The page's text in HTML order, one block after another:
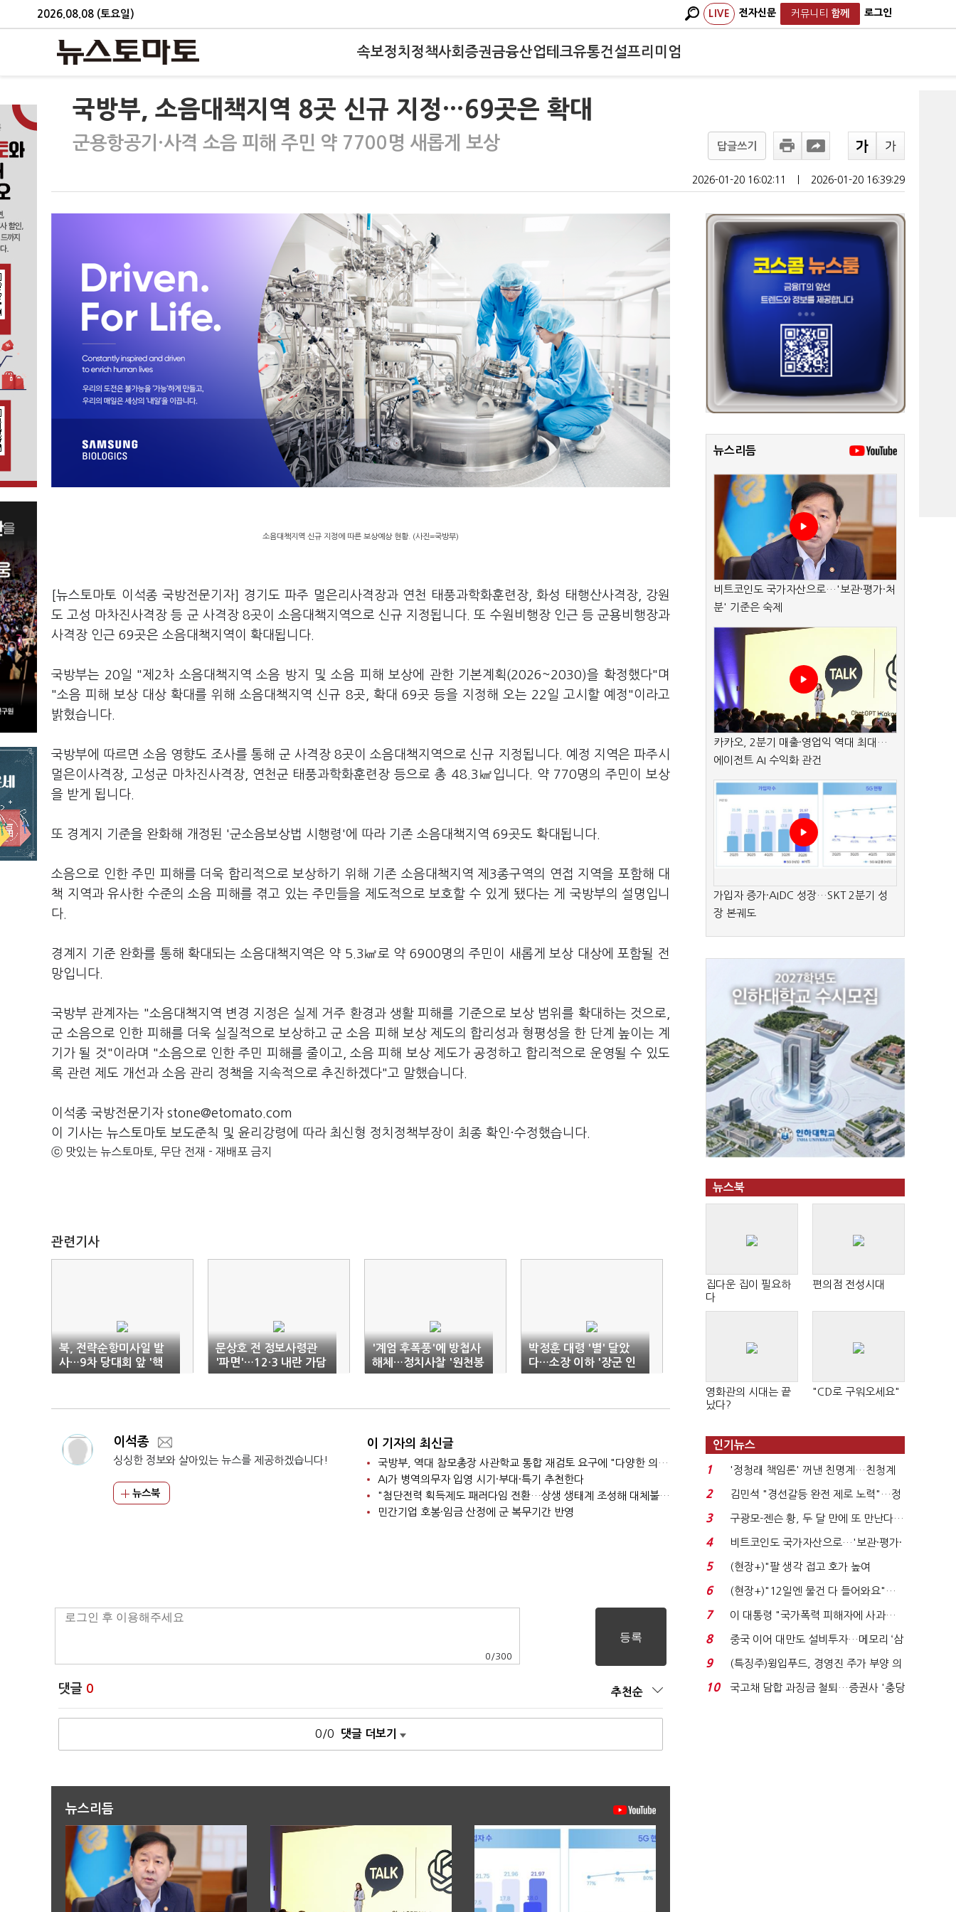
2026.08.08 (토요일) LIVE 전자신문 커뮤니티 함께 로그인
속보정치 정책사회 증권금융산업테크유통건설프리미엄
국방부, 소음대책지역 8곳 신규 지정…69곳은 확대
군용항공기·사격 소음 피해 주민 약 7700명 새롭게 보상 답글쓰기
2026-01-20 16:02:11 2026-01-20 16:39:29
소음대책지역 신규 지정에 따른 보상예상 현황. (사진=국방부)
[뉴스토마토 이석종 국방전문기자] 경기도 파주 멀은리사격장과 연천 태풍과학화훈련장, 화성 태행산사격장, 강원
도 고성 마차진사격장 등 군 사격장 8곳이 소음대책지역으로 신규 지정됩니다. 또 수원비행장 인근 등 군용비행장과
사격장 인근 69곳은 소음대책지역이 확대됩니다.
국방부는 20일 "제2차 소음대책지역 소음 방지 및 소음 피해 보상에 관한 기본계획(2026~2030)을 확정했다"며
"소음 피해 보상 대상 확대를 위해 소음대책지역 신규 8곳, 확대 69곳 등을 지정해 오는 22일 고시할 예정"이라고
밝혔습니다.
국방부에 따르면 소음 영향도 조사를 통해 군 사격장 8곳이 소음대책지역으로 신규 지정됩니다. 예정 지역은 파주시
멀은이사격장, 고성군 마차진사격장, 연천군 태풍과학화훈련장 등으로 총 48.3㎢입니다. 약 770명의 주민이 보상
을 받게 됩니다.
또 경계지 기준을 완화해 개정된 '군소음보상법 시행령'에 따라 기존 소음대책지역 69곳도 확대됩니다.
소음으로 인한 주민 피해를 더욱 합리적으로 보상하기 위해 기존 소음대책지역 제3종구역의 연접 지역을 포함해 대
책 지역과 유사한 수준의 소음 피해를 겪고 있는 주민들을 제도적으로 보호할 수 있게 됐다는 게 국방부의 설명입니
다.
경계지 기준 완화를 통해 확대되는 소음대책지역은 약 5.3㎢로 약 6900명의 주민이 새롭게 보상 대상에 포함될 전
망입니다.
국방부 관계자는 "소음대책지역 변경 지정은 실제 거주 환경과 생활 피해를 기준으로 보상 범위를 확대하는 것으로,
군 소음으로 인한 피해를 더욱 실질적으로 보상하고 군 소음 피해 보상 제도의 합리성과 형평성을 한 단계 높이는 계
기가 될 것"이라며 "소음으로 인한 주민 피해를 줄이고, 소음 피해 보상 제도가 공정하고 합리적으로 운영될 수 있도
록 관련 제도 개선과 소음 관리 정책을 지속적으로 추진하겠다"고 말했습니다.
이석종 국방전문기자 stone@etomato.com
이 기사는 뉴스토마토 보도준칙 및 윤리강령에 따라 최신형 정치정책부장이 최종 확인·수정했습니다.
ⓒ 맛있는 뉴스토마토, 무단 전재 - 재배포 금지
관련기사
북, 전략순항미사일 발
사…9차 당대회 앞 '핵
무력 과시'
문상호 전 정보사령관
'파면'…12·3 내란 가담
자 징계 일단락
'계엄 후폭풍'에 방첩사
해체…정치사찰 '원천봉
쇄'
박정훈 대령 '별' 달았
다…소장 이하 '장군 인
사' 단행
이석종
싱싱한 정보와 살아있는 뉴스를 제공하겠습니다!
뉴스북
이 기자의 최신글
국방부, 역대 참모총장 사관학교 통합 재검토 요구에 "다양한 의견 수렴해 합리적 시스템 만들 것"
AI가 병역의무자 입영 시기·부대·특기 추천한다
"첨단전력 획득제도 패러다임 전환…상생 생태계 조성해 대체불가 K-방산 도약"
민간기업 호봉·임금 산정에 군 복무기간 반영
0 /300
댓글 0 추천순
0/0 댓글 더보기
뉴스리듬
뉴스리듬
비트코인도 국가자산으로…'보관·평가·처
분' 기준은 숙제
카카오, 2분기 매출·영업익 역대 최대…
에이전트 AI 수익화 관건
가입자 증가·AIDC 성장…SKT 2분기 성
장 본궤도
뉴스북
집다운 집이 필요하
다
편의점 전성시대
영화관의 시대는 끝
났다?
"CD로 구워오세요"
인기뉴스
1
'정청래 책임론' 꺼낸 친명계…친청계
는 추가투표 때리기...
2
김민석 "경선갈등 완전 제로 노력"…정
청래 "반명 공세 사...
3
구광모-젠슨 황, 두 달 만에 또 만난다…
로봇·AI 등 논...
4
비트코인도 국가자산으로…'보관·평가·
처분' 기준은 ...
5
(현장+)"팔 생각 접고 호가 높여
요"…'덜 똘똘한 한 채' 20...
6
(현장+)"12일엔 물건 다 들어와요"…
빈 매대 채우며 문 연 ...
7
이 대통령 "국가폭력 피해자에 사과…
적극적 조사로 진...
8
중국 이어 대만도 설비투자…메모리 ‘삼
국전쟁’
9
(특징주)윙입푸드, 경영진 주가 부양 의
지에 상한가...
10
국고채 담합 과징금 철퇴…증권사 '충당